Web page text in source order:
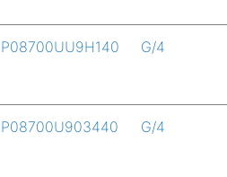
P08700UU9H140 G/4
P08700U903440 G/4